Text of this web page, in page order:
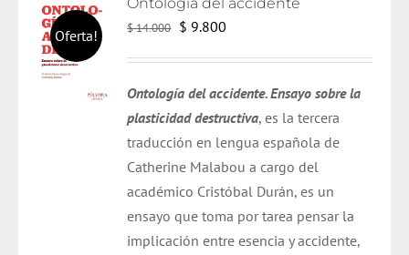
Oferta! $14.000 El
era:
$ 14.000.
$ 9.800
es:
$ 9.800.
Ontología del accidente. Ensayo sobre la
plasticidad destructiva, es la tercera
traducción en lengua española de
Catherine Malabou a cargo del
académico Cristóbal Durán, es un
ensayo que toma por tarea pensar la
implicación entre esencia y accidente,